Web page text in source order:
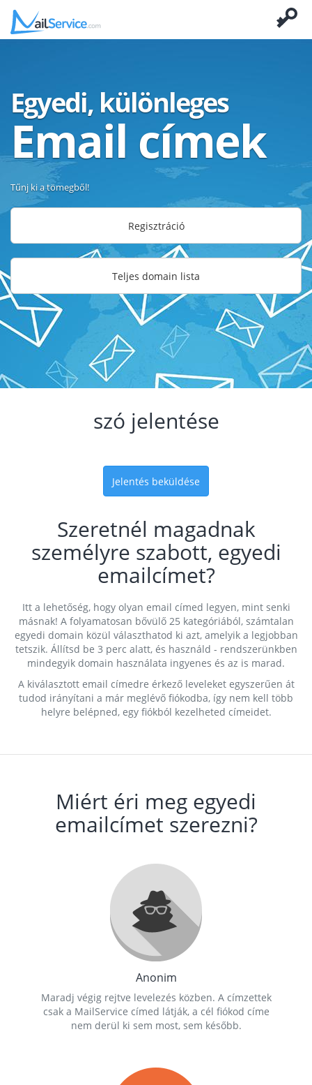
Egyedi, különleges
Email címek
Tűnj ki a tömegből!
Regisztráció
Teljes domain lista
szó jelentése
Jelentés beküldése
Szeretnél magadnak
személyre szabott, egyedi
emailcímet?
Itt a lehetőség, hogy olyan email címed legyen, mint senki
másnak! A folyamatosan bővülő 25 kategóriából, számtalan
egyedi domain közül választhatod ki azt, amelyik a legjobban
tetszik. Állítsd be 3 perc alatt, és használd - rendszerünkben
mindegyik domain használata ingyenes és az is marad.
A kiválasztott email címedre érkező leveleket egyszerűen át
tudod irányítani a már meglévő fiókodba, így nem kell több
helyre belépned, egy fiókból kezelheted címeidet.
Miért éri meg egyedi
emailcímet szerezni?
Anonim
Maradj végig rejtve levelezés közben. A címzettek
csak a MailService címed látják, a cél fiókod címe
nem derül ki sem most, sem később.